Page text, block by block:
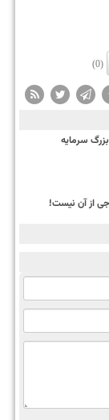
(0)
سرمایه
از آن نیست!